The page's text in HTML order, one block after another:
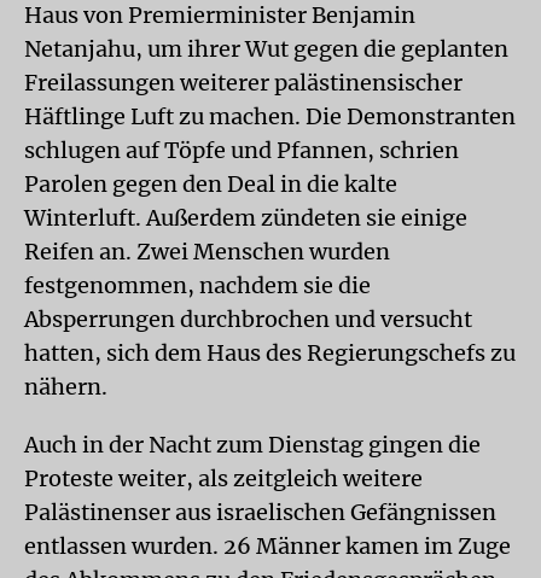
Haus von Premierminister Benjamin
Netanjahu, um ihrer Wut gegen die geplanten
Freilassungen weiterer palästinensischer
Häftlinge Luft zu machen. Die Demonstranten
schlugen auf Töpfe und Pfannen, schrien
Parolen gegen den Deal in die kalte
Winterluft. Außerdem zündeten sie einige
Reifen an. Zwei Menschen wurden
festgenommen, nachdem sie die
Absperrungen durchbrochen und versucht
hatten, sich dem Haus des Regierungschefs zu
nähern.
Auch in der Nacht zum Dienstag gingen die
Proteste weiter, als zeitgleich weitere
Palästinenser aus israelischen Gefängnissen
entlassen wurden. 26 Männer kamen im Zuge